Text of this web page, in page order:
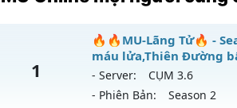
1
🔥🔥MU-Lãng Tử🔥 -
máu lửa,Thiên Đường
- Server: CỤM 3.6
- Phiên Bản:
Season 2